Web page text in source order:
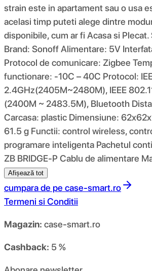
strain este in apartament sau o usa
acelasi timp puteti alege dintre
disponibile, cum ar fi Acasa si
Brand: Sonoff Alimentare: 5V
Protocol de comunicare: Zigbee
functionare: -10C – 40C Protocol:
2.4GHz(2405M~2480M), IEEE
(2400M ~ 2483.5M), Bluetooth
Carcasa: plastic Dimensiune:
61.5 g Functii: control wireless,
programare inteligenta Pachetul
ZB BRIDGE-P Cablu de alimentare
Afișează tot
cumpara de pe case-smart.ro
Termeni si Conditii
Magazin: case-smart.ro
Cashback: 5 %